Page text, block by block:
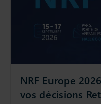
NRF Europe
vos décisions